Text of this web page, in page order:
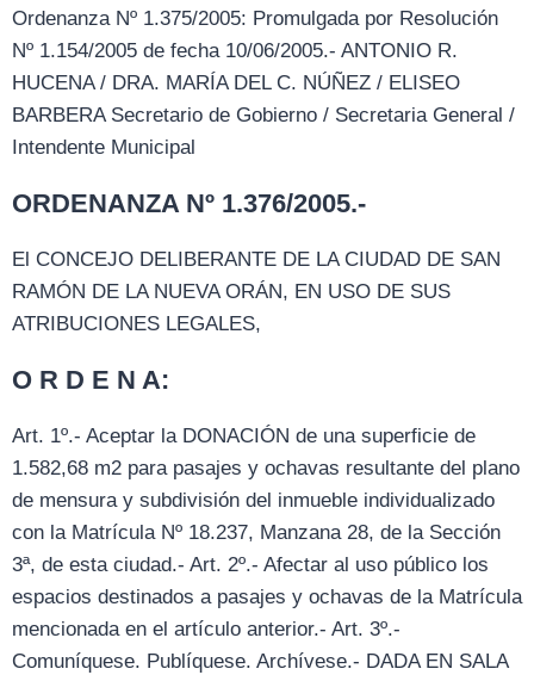
Ordenanza Nº 1.375/2005: Promulgada por Resolución
Nº 1.154/2005 de fecha 10/06/2005.- ANTONIO R.
HUCENA / DRA. MARÍA DEL C. NÚÑEZ / ELISEO
BARBERA Secretario de Gobierno / Secretaria General /
Intendente Municipal
ORDENANZA Nº 1.376/2005.-
El CONCEJO DELIBERANTE DE LA CIUDAD DE SAN
RAMÓN DE LA NUEVA ORÁN, EN USO DE SUS
ATRIBUCIONES LEGALES,
O R D E N A:
Art. 1º.- Aceptar la DONACIÓN de una superficie de
1.582,68 m2 para pasajes y ochavas resultante del plano
de mensura y subdivisión del inmueble individualizado
con la Matrícula Nº 18.237, Manzana 28, de la Sección
3ª, de esta ciudad.- Art. 2º.- Afectar al uso público los
espacios destinados a pasajes y ochavas de la Matrícula
mencionada en el artículo anterior.- Art. 3º.-
Comuníquese. Publíquese. Archívese.- DADA EN SALA